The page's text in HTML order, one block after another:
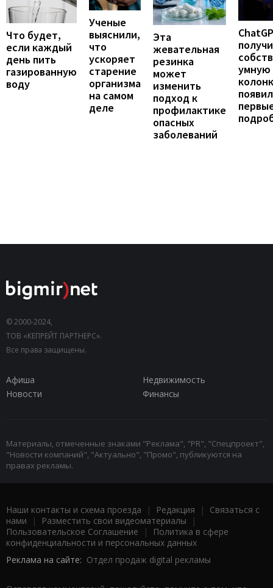
Что будет,
если каждый
день пить
газированную
воду
Ученые
выяснили,
что
ускоряет
старение
организма
на самом
деле
Эта
жевательная
резинка
может
изменить
подход к
профилактике
опасных
заболеваний
умную
© 2000-2024,
ТОВ «КЕПРЕЙТ ПАРТНЕРС».
Все права защищены.
Афиша
Недвижимость
Новости
Финансы
Материалы, отмеченные знаками "Реклама", "PR", "Спецпроект",
"Новости компаний", "Актуально", "Промо", публикуются на
правах рекламы.
Наши контакты и схема проезда | Редакция | Связаться с
нами | Разместить свои видеоматериалы |
Пользовательское Соглашение |
Политика в сфере
конфиденциальности и персональных данных
Реклама на сайте: Отдел продаж digital рекламы